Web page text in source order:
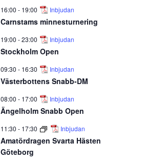
16:00 - 19:00 Inbjudan
Carnstams minnesturnering
19:00 -23:00 Inbjudan
Stockholm Open
09:30 - 16:30 Inbjudan
Västerbottens Snabb-DM
08:00 - 17:00 Inbjudan
Ängelholm Snabb Open
11:30 - 17:30 Inbjudan
Amatördragen Svarta Hästen
Göteborg